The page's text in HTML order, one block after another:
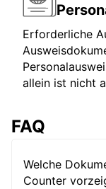
Erforderliche
allein ist nicht
FAQ
Welche
Counter